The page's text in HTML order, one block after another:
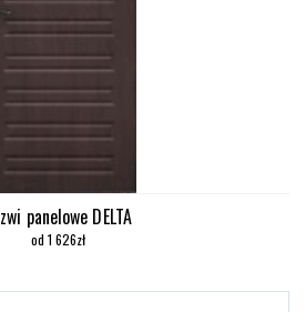
panelowe DELTA
od 1 626zł